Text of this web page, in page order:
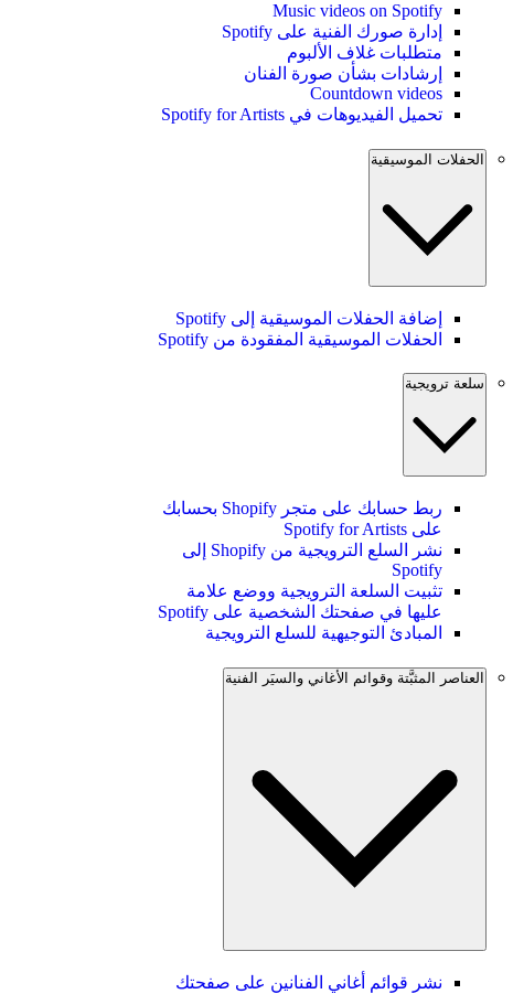
Music videos on Spotify
إدارة صورك الفنية على Spotify
متطلبات غلاف الألبوم
إرشادات بشأن صورة الفنان
Countdown videos
تحميل الفيديوهات في Spotify for Artists
الحفلات الموسيقية
إضافة الحفلات الموسيقية إلى Spotify
الحفلات الموسيقية المفقودة من Spotify
سلعة ترويجية
ربط حسابك على متجر Shopify بحسابك
على Spotify for Artists
نشر السلع الترويجية من Shopify إلى
Spotify
تثبيت السلعة الترويجية ووضع علامة
عليها في صفحتك الشخصية على Spotify
المبادئ التوجيهية للسلع الترويجية
العناصر المثبَّتة وقوائم الأغاني والسيَر الفنية
نشر قوائم أغاني الفنانين على صفحتك